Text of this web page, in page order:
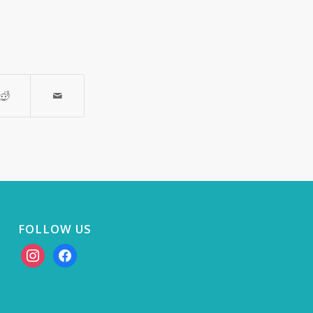
FOLLOW US
instagramfacebook